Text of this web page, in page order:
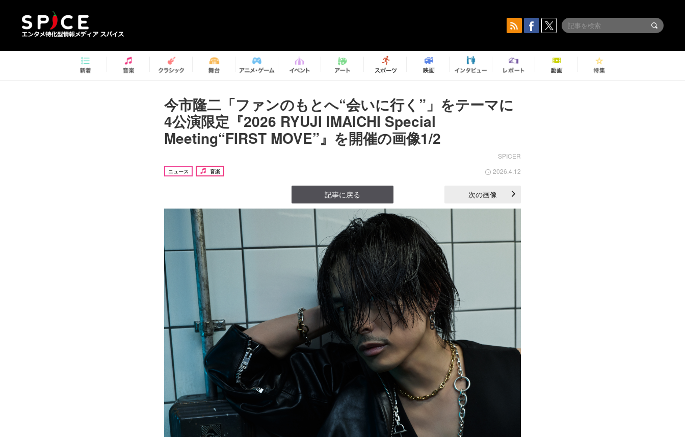
今市隆二「ファンのもとへ“会いに行く”」をテーマに
4公演限定『2026 RYUJI IMAICHI Special
Meeting“FIRST MOVE”』を開催の画像1/2
SPICER
ニュース 音楽 2026.4.12
記事に戻る 次の画像